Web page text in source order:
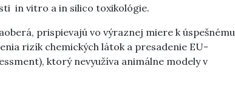
in vitro a in silico toxikológie.
prispievajú vo výraznej miere k úspešnému
rizík chemických látok a presadenie EU-
ktorý nevyužíva animálne modely v